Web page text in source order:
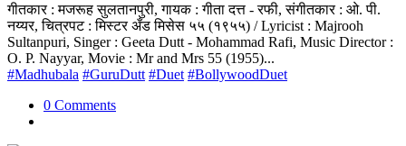
गीतकार : मजरूह सुलतानपुरी, गायक : गीता दत्त - रफी, संगीतकार : ओ. पी.
नय्यर, चित्रपट : मिस्टर अँड मिसेस ५५ (१९५५) / Lyricist : Majrooh
Sultanpuri, Singer : Geeta Dutt - Mohammad Rafi, Music Director :
O. P. Nayyar, Movie : Mr and Mrs 55 (1955)...
#Madhubala #GuruDutt #Duet #BollywoodDuet
0 Comments